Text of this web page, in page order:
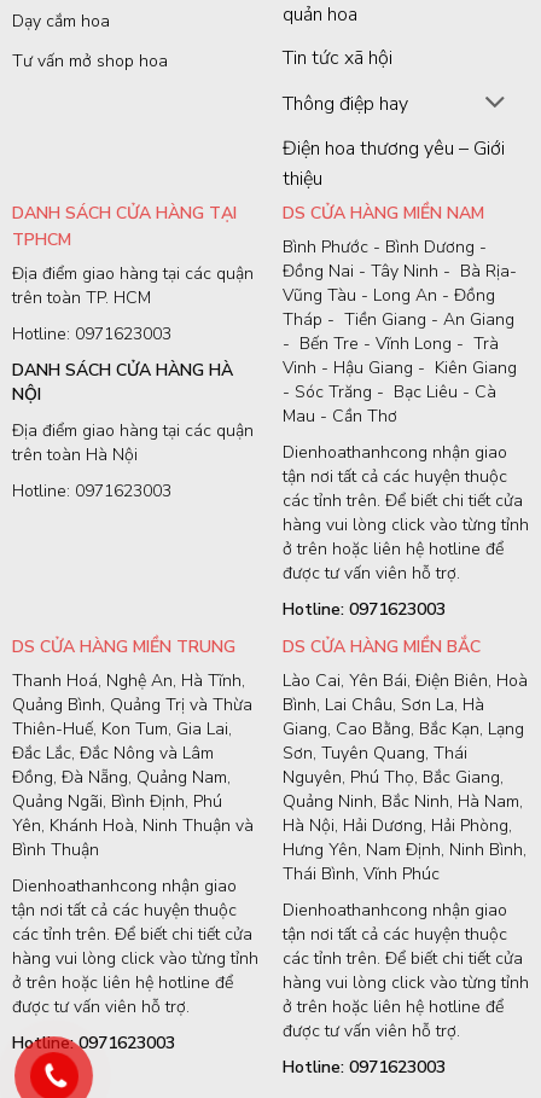
Dạy cắm hoa
Tư vấn mở shop hoa
quản hoa
Tin tức xã hội
Thông điệp hay
Điện hoa thương yêu – Giới
thiệu
DANH SÁCH CỬA HÀNG TẠI
TPHCM
Địa điểm giao hàng tại các quận
trên toàn TP. HCM
Hotline: 0971623003
DANH SÁCH CỬA HÀNG HÀ
NỘI
Địa điểm giao hàng tại các quận
trên toàn Hà Nội
Hotline: 0971623003
DS CỬA HÀNG MIỀN NAM
Bình Phước - Bình Dương -
Đồng Nai - Tây Ninh - Bà Rịa-
Vũng Tàu - Long An - Đồng
Tháp - Tiền Giang - An Giang
- Bến Tre - Vĩnh Long - Trà
Vinh - Hậu Giang - Kiên Giang
- Sóc Trăng - Bạc Liêu - Cà
Mau - Cần Thơ
Dienhoathanhcong nhận giao
tận nơi tất cả các huyện thuộc
các tỉnh trên. Để biết chi tiết cửa
hàng vui lòng click vào từng tỉnh
ở trên hoặc liên hệ hotline để
được tư vấn viên hỗ trợ.
Hotline: 0971623003
DS CỬA HÀNG MIỀN TRUNG
Thanh Hoá, Nghệ An, Hà Tĩnh,
Quảng Bình, Quảng Trị và Thừa
Thiên-Huế, Kon Tum, Gia Lai,
Đắc Lắc, Đắc Nông và Lâm
Đồng, Đà Nẵng, Quảng Nam,
Quảng Ngãi, Bình Định, Phú
Yên, Khánh Hoà, Ninh Thuận và
Bình Thuận
Dienhoathanhcong nhận giao
tận nơi tất cả các huyện thuộc
các tỉnh trên. Để biết chi tiết cửa
hàng vui lòng click vào từng tỉnh
ở trên hoặc liên hệ hotline để
được tư vấn viên hỗ trợ.
Hotline: 0971623003
DS CỬA HÀNG MIỀN BẮC
Lào Cai, Yên Bái, Điện Biên, Hoà
Bình, Lai Châu, Sơn La, Hà
Giang, Cao Bằng, Bắc Kạn, Lạng
Sơn, Tuyên Quang, Thái
Nguyên, Phú Thọ, Bắc Giang,
Quảng Ninh, Bắc Ninh, Hà Nam,
Hà Nội, Hải Dương, Hải Phòng,
Hưng Yên, Nam Định, Ninh Bình,
Thái Bình, Vĩnh Phúc
Dienhoathanhcong nhận giao
tận nơi tất cả các huyện thuộc
các tỉnh trên. Để biết chi tiết cửa
hàng vui lòng click vào từng tỉnh
ở trên hoặc liên hệ hotline để
được tư vấn viên hỗ trợ.
Hotline: 0971623003